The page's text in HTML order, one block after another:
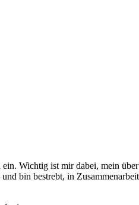
Wichtig ist mir dabei, mein
bin bestrebt, in